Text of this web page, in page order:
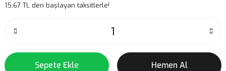
15,67 TL den başlayan taksitlerle!
Sepete Ekle Hemen Al